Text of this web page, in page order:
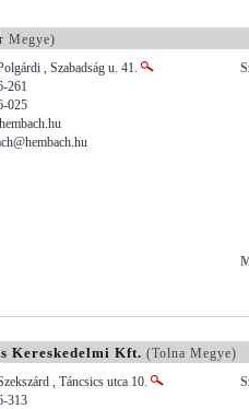
Megye)
, Szabadság u. 41.
261
025
Kereskedelmi Kft. (Tolna Megye)
, Táncsics utca 10.
313